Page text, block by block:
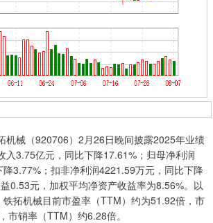
械（920706）2月26日晚间披露2025年业绩
入3.75亿元，同比下降17.61%；归母净利润
3.77%；扣非净利润4221.59万元，同比下降
0.53元，加权平均净资产收益率为8.56%。以
拓机械目前市盈率（TTM）约为51.92倍，市
市销率（TTM）约6.28倍。